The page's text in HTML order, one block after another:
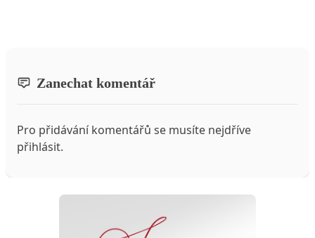
Zanechat komentář
Pro přidávání komentářů se musíte nejdříve
přihlásit.